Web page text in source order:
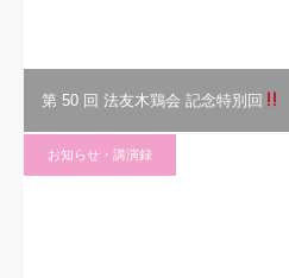
第 50 回 法友木鶏会 記念特別回
お知らせ・講演録